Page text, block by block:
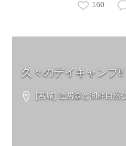
160
久々のデイキャンプ‼︎
[宮城] 達居森と湖畔自然